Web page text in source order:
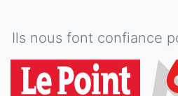
Ils nous font confiance